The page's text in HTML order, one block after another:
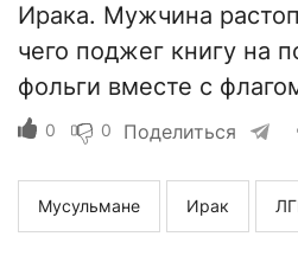
Ирака. Мужчина
чего поджег книгу на
фольги вместе с
0 0 Поделиться
Мусульмане Ирак